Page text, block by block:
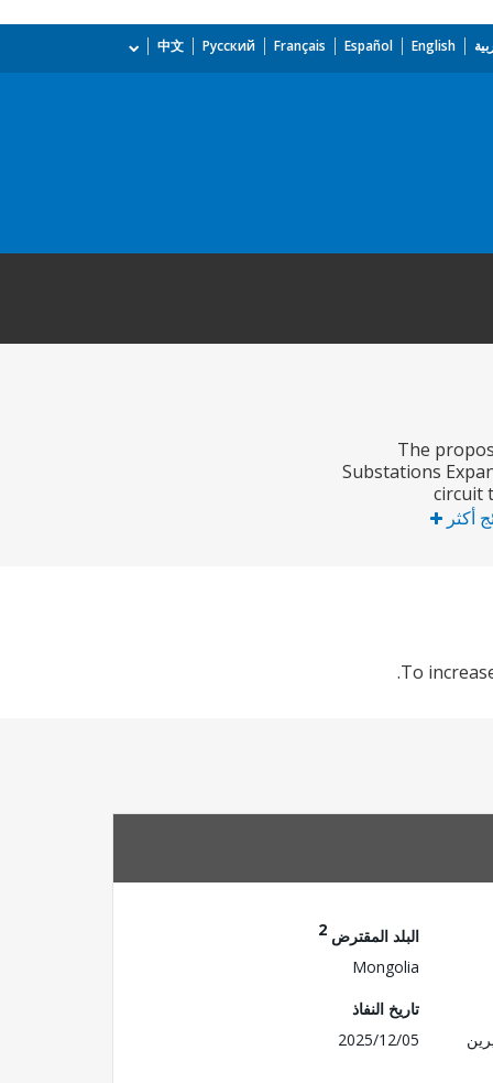
English
Español
Français
Русский
中文
The
Substations
circuit
أكثر
To
البلد المقترض 2
Mongolia
تاريخ النفاذ
2025/12/05